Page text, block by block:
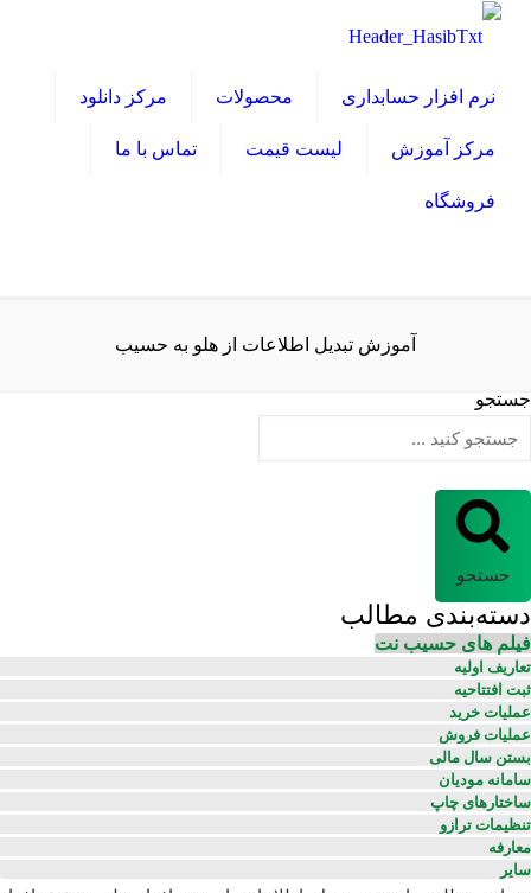
نرم افزار حسابداری محصولات مرکز دانلود
مرکز آموزش لیست قیمت تماس با ما
فروشگاه
آموزش تبدیل اطلاعات از هلو به حسیب
جستجو
جستجو
دسته‌بندی مطالب
فیلم های حسیب نت
تعاریف اولیه
ثبت افتتاحیه
عملیات خرید
عملیات فروش
بستن سال مالی
سامانه مودیان
ساختارهای چاپ
تنظیمات ترازو
معارفه
سایر